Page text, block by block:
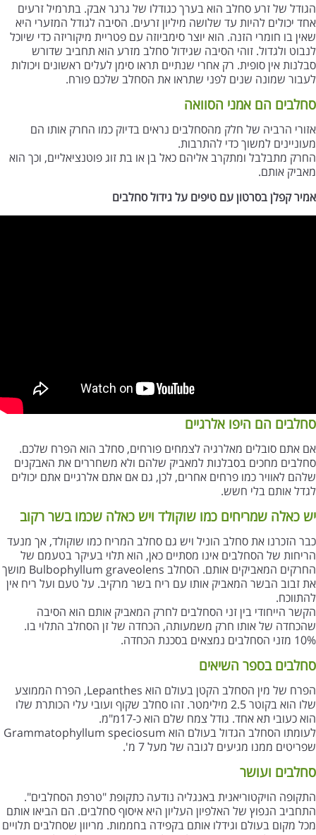
הגודל של זרע סחלב הוא בערך כגודלו של גרגר אבק. בתרמיל זרעים
אחד יכולים להיות עד שלושה מיליון זרעים. הסיבה לגודל המזערי היא
שאין בו חומרי הזנה. הוא יוצר סימביוזה עם פטריית מיקוריזה כדי שיוכל
לנבוט ולגדול. זוהי הסיבה שגידול סחלב מזרע הוא תחביב שדורש
סבלנות אין סופית. רק אחרי שנתיים תראו סימן לעלים ראשונים ויכולות
לעבור שמונה שנים לפני שתראו את הסחלב שלכם פורח.
סחלבים הם אמני הסוואה
אזורי הרביה של חלק מהסחלבים נראים בדיוק כמו החרק אותו הם
מעוניינים למשוך כדי להתרבות.
החרק מתבלבל ומתקרב אליהם כאל בן או בת זוג פוטנציאליים, וכך הוא
מאביק אותם.
אמיר קפלן בסרטון עם טיפים על גידול סחלבים
סחלבים הם היפו אלרגיים
אם אתם סובלים מאלרגיה לצמחים פורחים, סחלב הוא הפרח שלכם.
סחלבים מחכים בסבלנות למאביק שלהם ולא משחררים את האבקנים
שלהם לאוויר כמו פרחים אחרים, לכן, גם אם אתם אלרגיים אתם יכולים
לגדל אותם בלי חשש.
יש כאלה שמריחים כמו שוקולד ויש כאלה שכמו בשר רקוב
כבר הזכרנו את סחלב הוניל ויש גם סחלב המריח כמו שוקולד, אך מנעד
הריחות של הסחלבים אינו מסתיים כאן, הוא תלוי בעיקר בטעמם של
החרקים המאביקים אותם. הסחלב Bulbophyllum graveolens מושך
את זבוב הבשר המאביק אותו עם ריח בשר מרקיב. על טעם ועל ריח אין
להתווכח.
הקשר הייחודי בין זני הסחלבים לחרק המאביק אותם הוא הסיבה
שהכחדה של אותו חרק משמעותה, הכחדה של זן הסחלב התלוי בו.
10% מזני הסחלבים נמצאים בסכנת הכחדה.
סחלבים בספר השיאים
הפרח של מין הסחלב הקטן בעולם הוא Lepanthes, הפרח הממוצע
שלו הוא בקוטר 2.5 מילימטר. זהו סחלב שקוף ועובי עלי הכותרת שלו
הוא כעובי תא אחד. גודל צמח שלם הוא כ-17מ"מ.
לעומתו הסחלב הגדול בעולם הוא Grammatophyllum speciosum
שפריטים ממנו מגיעים לגובה של מעל 7 מ'.
סחלבים ועושר
התקופה הויקטוריאנית באנגליה נודעה כתקופת "טרפת הסחלבים".
התחביב הנפוץ של האלפיון העליון היא איסוף סחלבים. הם הביאו אותם
מכל מקום בעולם וגידלו אותם בקפידה בחממות. מריוון שסחלבים תלויים